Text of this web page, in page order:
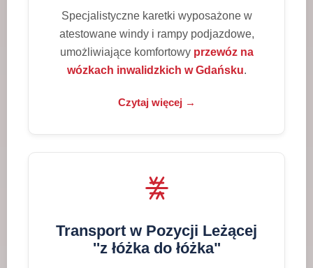
Specjalistyczne karetki wyposażone w
atestowane windy i rampy podjazdowe,
umożliwiające komfortowy przewóz na
wózkach inwalidzkich w Gdańsku.
Czytaj więcej →
Transport w Pozycji Leżącej
''z łóżka do łóżka"